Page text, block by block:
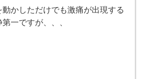
動かしただけでも激痛が出現する
一ですが、、、